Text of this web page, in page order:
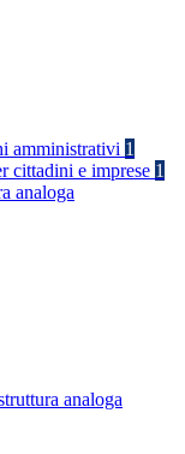
amministrativi 1
cittadini e imprese 1
analoga
analoga